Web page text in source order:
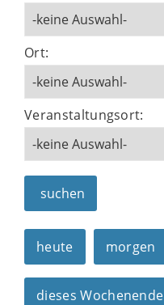
Ort:
Veranstaltungsort:
suchen
heute morgen
dieses Wochenende